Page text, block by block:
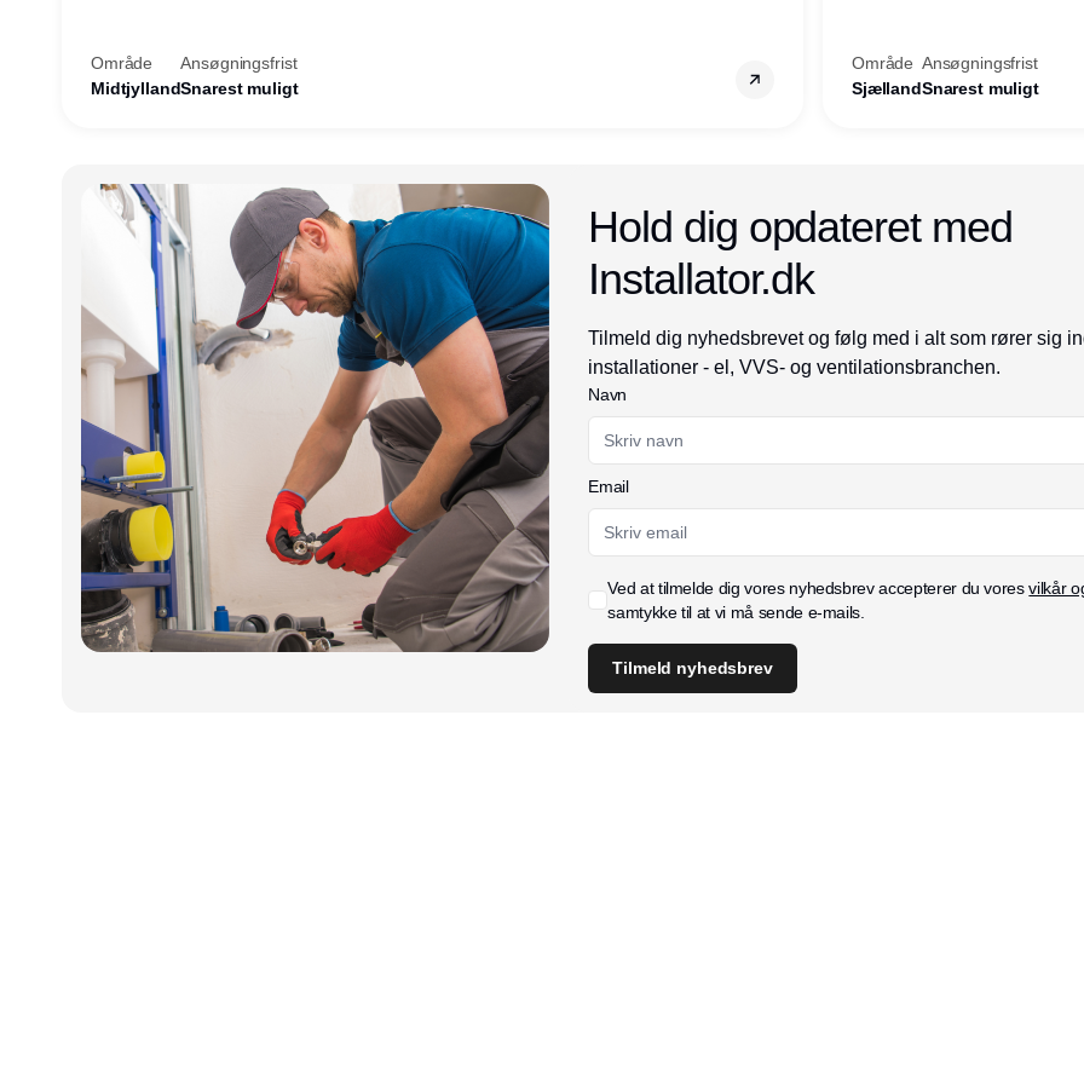
Område
Midtjylland
Ansøgningsfrist
Snarest muligt
Område
Sjælland
Ansøgningsfrist
Snarest muligt
Hold dig opdateret med
Installator.dk
Tilmeld dig nyhedsbrevet og følg med i alt som rører sig
installationer - el, VVS- og ventilationsbranchen.
Navn
Email
Ved at tilmelde dig vores nyhedsbrev accepterer du voresvilkår
samtykke til at vi må sende e-mails.
Tilmeld nyhedsbrev